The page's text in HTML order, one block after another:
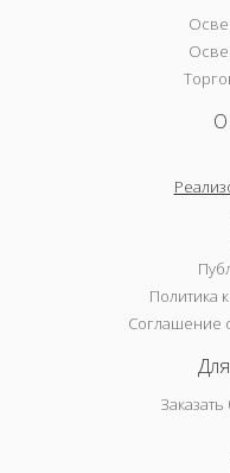
О
Политика
Соглашение